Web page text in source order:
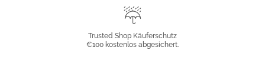
Käuferschutz
Trusted Shop Käuferschutz
€100 kostenlos abgesichert.